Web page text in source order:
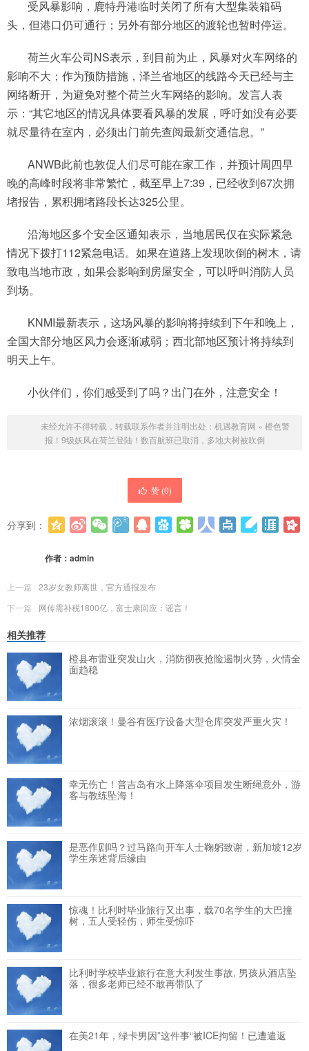
受风暴影响，鹿特丹港临时关闭了所有大型集装箱码
头，但港口仍可通行；另外有部分地区的渡轮也暂时停运。
荷兰火车公司NS表示，到目前为止，风暴对火车网络的
影响不大；作为预防措施，泽兰省地区的线路今天已经与主
网络断开，为避免对整个荷兰火车网络的影响。发言人表
示：“其它地区的情况具体要看风暴的发展，呼吁如没有必要
就尽量待在室内，必须出门前先查阅最新交通信息。”
ANWB此前也敦促人们尽可能在家工作，并预计周四早
晚的高峰时段将非常繁忙，截至早上7:39，已经收到67次拥
堵报告，累积拥堵路段长达325公里。
沿海地区多个安全区通知表示，当地居民仅在实际紧急
情况下拨打112紧急电话。如果在道路上发现吹倒的树木，请
致电当地市政，如果会影响到房屋安全，可以呼叫消防人员
到场。
KNMI最新表示，这场风暴的影响将持续到下午和晚上，
全国大部分地区风力会逐渐减弱；西北部地区预计将持续到
明天上午。
小伙伴们，你们感受到了吗？出门在外，注意安全！
未经允许不得转载，转载联系作者并注明出处： 机遇教育网 » 橙色警
报！9级妖风在荷兰登陆！数百航班已取消，多地大树被吹倒
赞 (0)
分享到：
作者： admin
上一篇
23岁女教师离世，官方通报发布
下一篇
网传需补税1800亿，富士康回应：谣言！
相关推荐
橙县布雷亚突发山火，消防彻夜抢险遏制火势，火情全
面趋稳
浓烟滚滚！曼谷有医疗设备大型仓库突发严重火灾！
幸无伤亡！普吉岛有水上降落伞项目发生断绳意外，游
客与教练坠海！
是恶作剧吗？过马路向开车人士鞠躬致谢，新加坡12岁
学生亲述背后缘由
惊魂！比利时毕业旅行又出事，载70名学生的大巴撞
树，五人受轻伤，师生受惊吓
比利时学校毕业旅行在意大利发生事故, 男孩从酒店坠
落，很多老师已经不敢再带队了
在美21年，绿卡男因”这件事“被ICE拘留！已遭遣返